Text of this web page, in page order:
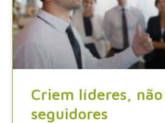
Criem líderes, não
seguidores